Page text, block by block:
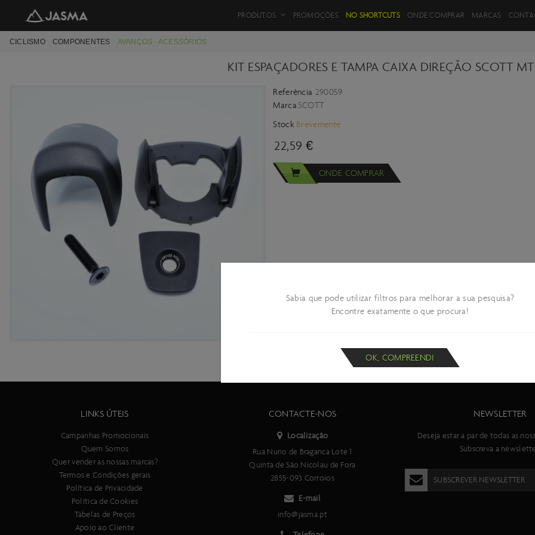
FILTROS DE PRODUTOS
PRODUTOS PROMOÇÕES NO SHORTCUTS ONDE COMPRAR MARCAS
CICLISMO COMPONENTES AVANÇOS - ACESSÓRIOS
KIT ESPAÇADORES E TAMPA CAIXA DIREÇÃO SCOTT
Referência 290059
MarcaSCOTT
Stock Brevemente
22,59 €
ONDE COMPRAR
LINKS ÚTEIS
Campanhas Promocionais
Quem Somos
Quer vender as nossas marcas?
Termos e Condições gerais
Política de Privacidade
Política de Cookies
Tabelas de Preços
Apoio ao Cliente
CONTACTE-NOS
Localização
Rua Nuno de Braganca Lote 1
Quinta de São Nicolau de Fora
2855-093 Corroios
E-mail
info@jasma.pt
NEWSLETTER
Deseja estar a par de todas as
Subscreva a
SUBSCREVER NEWSLETTER
Sabia que pode utilizar filtros para melhorar a sua pesquisa?
Encontre exatamente o que procura!
OK, COMPREENDI